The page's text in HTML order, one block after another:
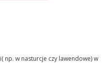
np. w nasturcje czy lawendowe) w